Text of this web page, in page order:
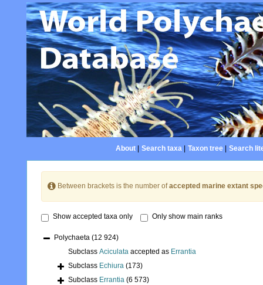
About| Search taxa| Taxon tree| Search
Between brackets is the number ofaccepted marine extant
Show accepted taxa only Only show main ranks
Polychaeta (12 924)
Subclass Aciculata accepted as Errantia
Subclass Echiura (173)
Subclass Errantia (6 573)